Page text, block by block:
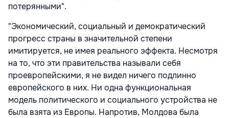
потерянными".
"Экономический, социальный и демократический
прогресс страны в значительной степени
имитируется, не имея реального эффекта. Несмотря
на то, что эти правительства называли себя
проевропейскими, я не видел ничего подлинно
европейского в них. Ни одна функциональная
модель политического и социального устройства не
была взята из Европы. Напротив, Молдова была